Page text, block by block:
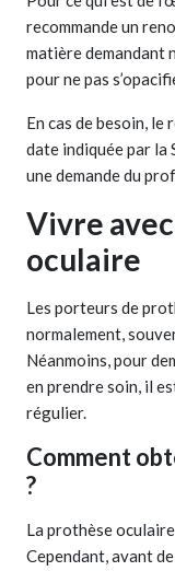
recommande un
matière demandant
pour ne pas
En cas de besoin,
date indiquée par la
une demande du
Vivre
oculaire
Les porteurs de
normalement,
Néanmoins, pour
en prendre soin, il
régulier.
Comment
?
La prothèse
Cependant, avant